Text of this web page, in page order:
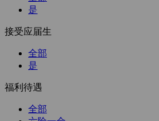
是
接受应届生
全部
是
福利待遇
全部